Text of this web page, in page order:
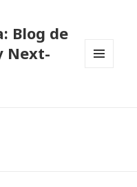
Blog de
Next-